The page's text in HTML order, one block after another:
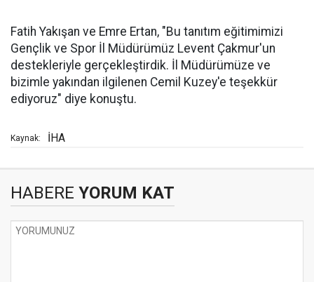
Fatih Yakışan ve Emre Ertan, "Bu tanıtım eğitimimizi
Gençlik ve Spor İl Müdürümüz Levent Çakmur'un
destekleriyle gerçekleştirdik. İl Müdürümüze ve
bizimle yakından ilgilenen Cemil Kuzey'e teşekkür
ediyoruz" diye konuştu.
Kaynak: İHA
HABERE YORUM KAT